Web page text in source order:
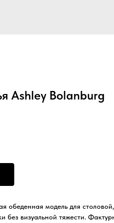
Ashley Bolanburg
обеденная модель для
без визуальной тяжести.